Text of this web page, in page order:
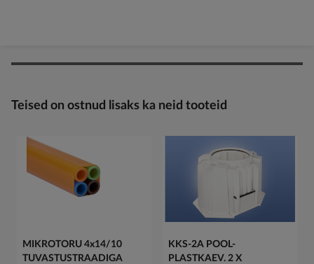
Teised on ostnud lisaks ka neid tooteid
MIKROTORU 4x14/10
TUVASTUSTRAADIGA
KKS-2A POOL-
PLASTKAEV. 2 X